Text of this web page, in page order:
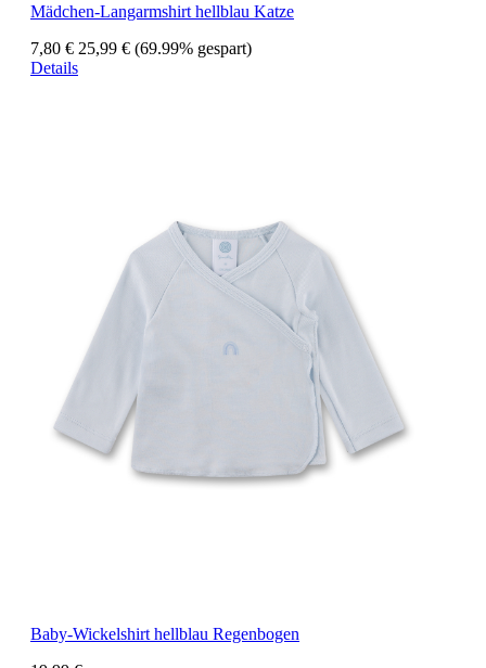
Mädchen-Langarmshirt hellblau Katze
7,80 € 25,99 € (69.99% gespart)
Details
Baby-Wickelshirt hellblau Regenbogen